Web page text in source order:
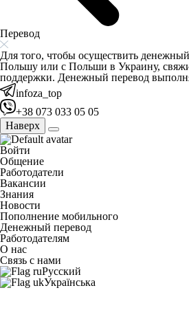
Перевод
Для того, чтобы осуществить
Польшу или с Польши в Украину,
поддержки. Денежный перевод
infoza_top
+38 073 033 05 05
Наверх
Войти
Общение
Работодатели
Вакансии
Знания
Новости
Пополнение мобильного
Денежный перевод
Работодателям
О нас
Связь с нами
Русский
Українська